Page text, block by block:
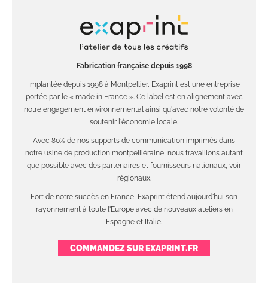
Fabrication française depuis 1998
Implantée depuis 1998 à Montpellier, Exaprint est une entreprise
portée par le « made in France ». Ce label est en alignement avec
notre engagement environnemental ainsi qu'avec notre volonté de
soutenir l'économie locale.
Avec 80% de nos supports de communication imprimés dans
notre usine de production montpelliéraine, nous travaillons autant
que possible avec des partenaires et fournisseurs nationaux, voir
régionaux.
Fort de notre succès en France, Exaprint étend aujourd'hui son
rayonnement à toute l'Europe avec de nouveaux ateliers en
Espagne et Italie.
COMMANDEZ SUR EXAPRINT.FR